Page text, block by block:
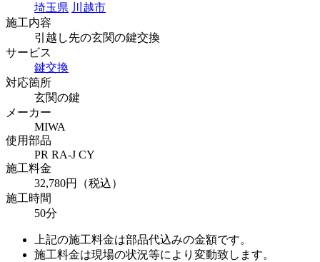
埼玉県 川越市
施工内容
引越し先の玄関の鍵交換
サービス
鍵交換
対応箇所
玄関の鍵
メーカー
MIWA
使用部品
PR RA-J CY
施工料金
32,780円（税込）
施工時間
50分
上記の施工料金は部品代込みの金額です。
施工料金は現場の状況等により変動致します。